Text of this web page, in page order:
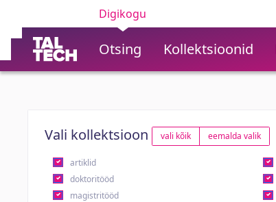
Digikogu
Otsing Kollektsioonid
Vali kollektsioon vali kõik eemalda valik
artiklid
doktoritööd
magistritööd